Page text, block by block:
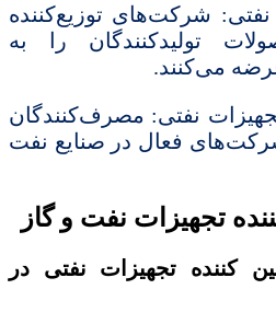
نفتی: شرکت‌های توزیع‌کننده
تولیدکنندگان را به
می‌کنند.
نفتی: مصرف‌کنندگان
فعال در صنایع نفت
تجهیزات نفت و گاز
کننده تجهیزات نفتی در